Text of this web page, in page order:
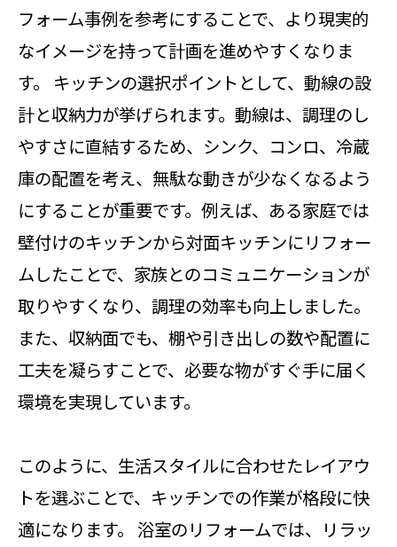
フォーム事例を参考にすることで、より現実的
なイメージを持って計画を進めやすくなりま
す。 キッチンの選択ポイントとして、動線の設
計と収納力が挙げられます。動線は、調理のし
やすさに直結するため、シンク、コンロ、冷蔵
庫の配置を考え、無駄な動きが少なくなるよう
にすることが重要です。例えば、ある家庭では
壁付けのキッチンから対面キッチンにリフォー
ムしたことで、家族とのコミュニケーションが
取りやすくなり、調理の効率も向上しました。
また、収納面でも、棚や引き出しの数や配置に
工夫を凝らすことで、必要な物がすぐ手に届く
環境を実現しています。
このように、生活スタイルに合わせたレイアウ
トを選ぶことで、キッチンでの作業が格段に快
適になります。 浴室のリフォームでは、リラッ